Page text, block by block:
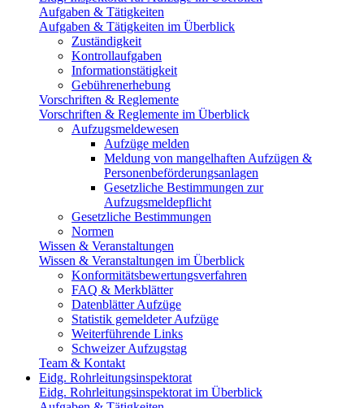
Aufgaben & Tätigkeiten
Aufgaben & Tätigkeiten im Überblick
Zuständigkeit
Kontrollaufgaben
Informationstätigkeit
Gebührenerhebung
Vorschriften & Reglemente
Vorschriften & Reglemente im Überblick
Aufzugsmeldewesen
Aufzüge melden
Meldung von mangelhaften Aufzügen &
Personenbeförderungsanlagen
Gesetzliche Bestimmungen zur
Aufzugsmeldepflicht
Gesetzliche Bestimmungen
Normen
Wissen & Veranstaltungen
Wissen & Veranstaltungen im Überblick
Konformitätsbewertungsverfahren
FAQ & Merkblätter
Datenblätter Aufzüge
Statistik gemeldeter Aufzüge
Weiterführende Links
Schweizer Aufzugstag
Team & Kontakt
Eidg. Rohrleitungsinspektorat
Eidg. Rohrleitungsinspektorat im Überblick